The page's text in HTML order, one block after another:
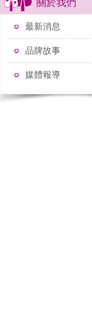
關於我們
最新消息
品牌故事
媒體報導